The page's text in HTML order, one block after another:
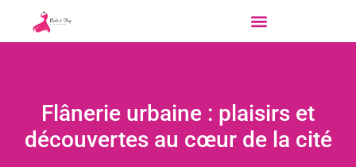
Flânerie urbaine : plaisirs et
découvertes au cœur de la cité